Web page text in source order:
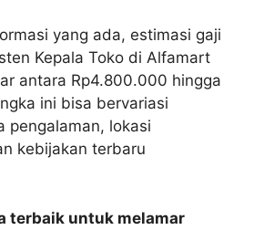
yang ada, estimasi gaji
Kepala Toko di Alfamart
antara Rp4.800.000 hingga
ini bisa bervariasi
pengalaman, lokasi
kebijakan terbaru
terbaik untuk melamar